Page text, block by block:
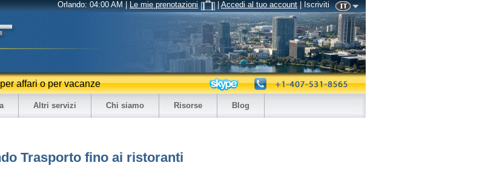
Orlando:04:00 AM|Le mie prenotazioni |Accedi al tuo account| Iscriviti
affari o per vacanze
Altri servizi Chi siamo Risorse Blog
Trasporto fino ai ristoranti